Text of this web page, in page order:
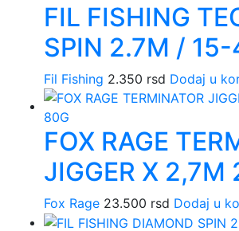
FIL FISHING
SPIN 2.7M / 15-
Fil Fishing 2.350 rsd Dodaj u
FOX RAGE
JIGGER X
Fox Rage 23.500 rsd Dodaj u